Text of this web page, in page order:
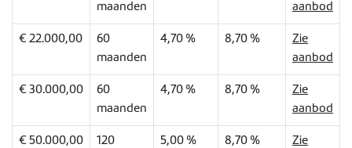
maanden
aanbod
€ 22.000,00
60
maanden
4,70 % 8,70 %
Zie
aanbod
€ 30.000,00
60
maanden
4,70 % 8,70 %
Zie
aanbod
€ 50.000,00
120
5,00 % 8,70 %
Zie